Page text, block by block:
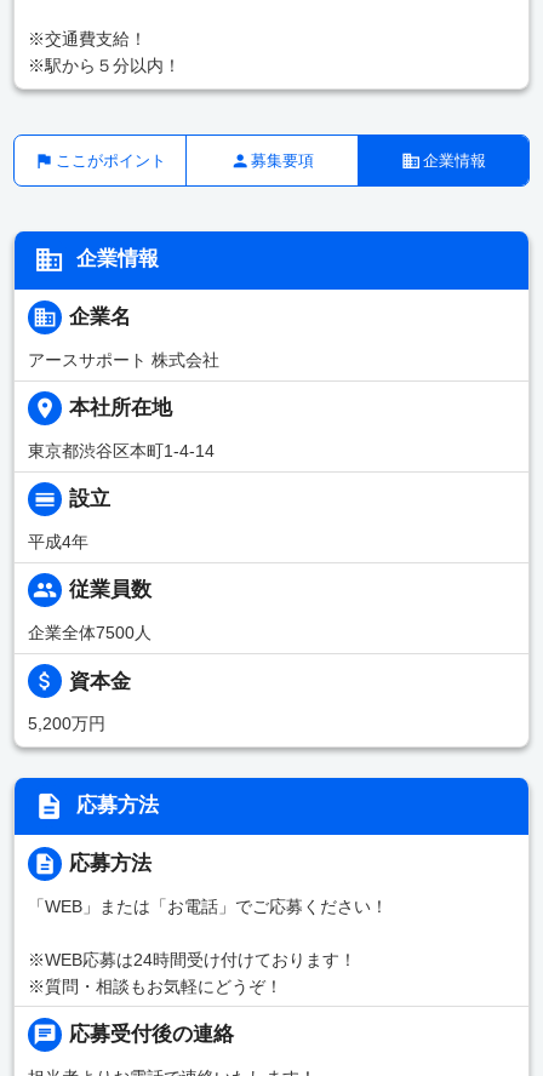
※交通費支給！
※駅から５分以内！
ここがポイント 募集要項 企業情報
企業情報
企業名
アースサポート 株式会社
本社所在地
東京都渋谷区本町1-4-14
設立
平成4年
従業員数
企業全体7500人
資本金
5,200万円
応募方法
応募方法
「WEB」または「お電話」でご応募ください！
※WEB応募は24時間受け付けております！
※質問・相談もお気軽にどうぞ！
応募受付後の連絡